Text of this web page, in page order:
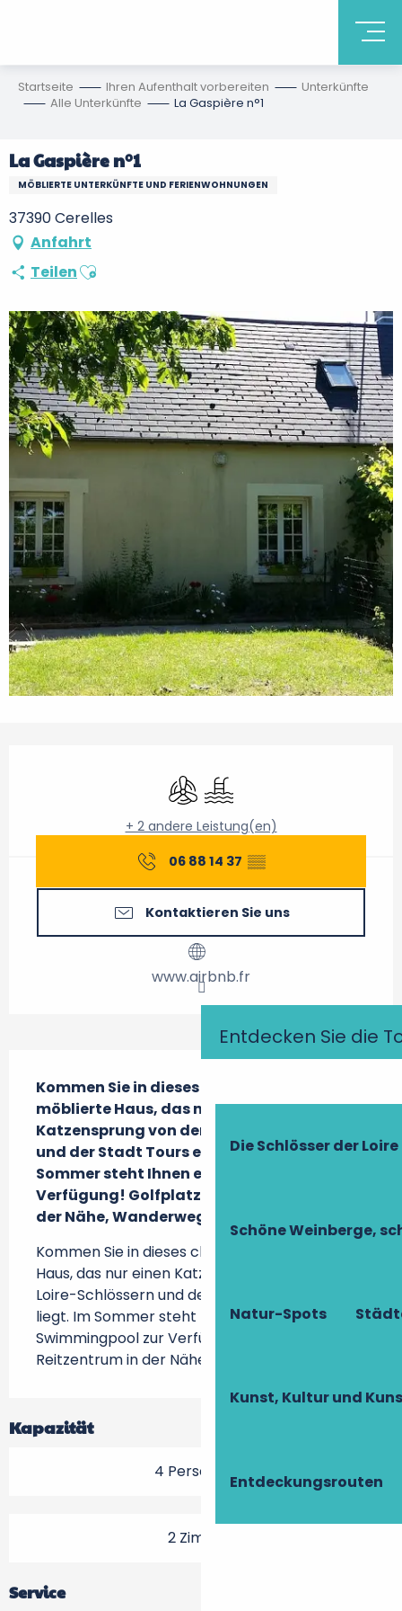
Entdecken Sie die
Die Schlösser der Loire
Schöne Weinberge,
Natur-Spots
Kunst, Kultur und
Entdeckungsrouten
Startseite Ihren Aufenthalt vorbereiten
Unterkünfte
Alle Unterkünfte
La Gaspière n°1
La Gaspière n°1
MÖBLIERTE UNTERKÜNFTE UND FERIENWOHNUNGEN
37390 Cerelles
Anfahrt
TeilenAjouter aux favoris
KlimaanlageSchwimmbad
+ 2 andere Leistung(en)
06 88 14 37 ▒▒
Kontaktieren Sie uns
www.airbnb.fr
Kommen Sie in dieses charmante
möblierte Haus, das nur einen
Katzensprung von den Loire-Schlössern
und der Stadt Tours entfernt liegt. Im
Sommer steht Ihnen ein Swimmingpool zur
Verfügung! Golfplatz und Reitzentrum in
der Nähe, Wanderwege vor Ort.
Kommen Sie in dieses charmante möblierte
Haus, das nur einen Katzensprung von den
Loire-Schlössern und der Stadt Tours entfernt
liegt. Im Sommer steht Ihnen ein
Swimmingpool zur Verfügung! Golfplatz und
Reitzentrum in der Nähe, Wanderwege vor Ort.
Kapazität
4 Person(en)
2 Zimmer
Service